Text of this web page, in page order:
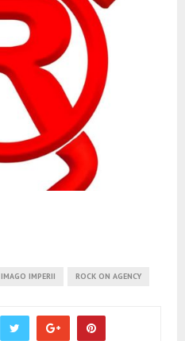
IMAGO IMPERII ROCK ON AGENCY